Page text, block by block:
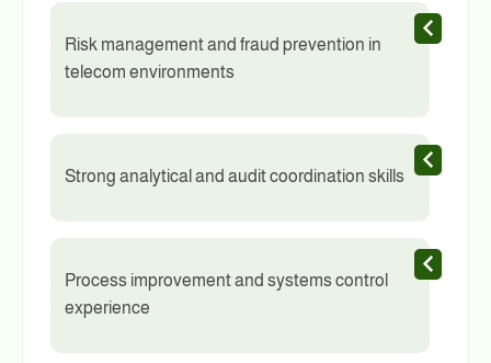
Risk management and fraud prevention in
telecom environments
Strong analytical and audit coordination skills
Process improvement and systems control
experience